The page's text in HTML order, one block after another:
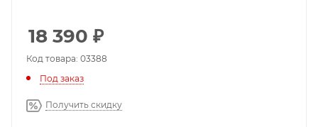
18 390 ₽
Код товара: 03388
Под заказ
Получить скидку